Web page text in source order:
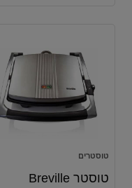
טוסטרים
טוסטר Breville